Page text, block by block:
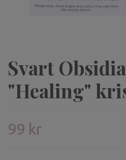
Svart
"Healing"
99 kr